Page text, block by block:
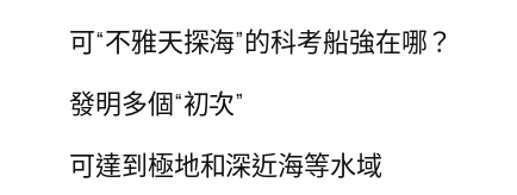
可“不雅天探海”的科考船強在哪？
發明多個“初次”
可達到極地和深近海等水域